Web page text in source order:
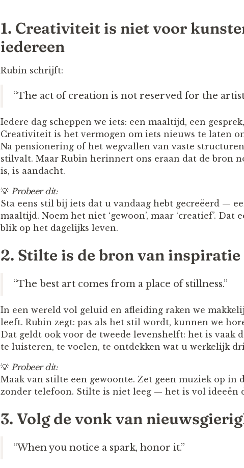
1. Creativiteit is niet voor
iedereen
Rubin schrijft:
“The act of creation is not reserved for the
Iedere dag scheppen we iets: een maaltijd, een
Creativiteit is het vermogen om iets nieuws te laten
Na pensionering of het wegvallen van vaste
stilvalt. Maar Rubin herinnert ons eraan dat de bron
is, is aandacht.
💡 Probeer dit:
Sta eens stil bij iets dat u vandaag hebt gecreëerd —
maaltijd. Noem het niet ‘gewoon’, maar ‘creatief’.
blik op het dagelijks leven.
2. Stilte is de bron van inspiratie
“The best art comes from a place of stillness.”
In een wereld vol geluid en afleiding raken we
leeft. Rubin zegt: pas als het stil wordt, kunnen we
Dat geldt ook voor de tweede levenshelft: het is vaak
te luisteren, te voelen, te ontdekken wat u werkelijk
💡 Probeer dit:
Maak van stilte een gewoonte. Zet geen muziek op in
zonder telefoon. Stilte is niet leeg — het is vol ideeën
3. Volg de vonk van
“When you notice a spark, honor it.”